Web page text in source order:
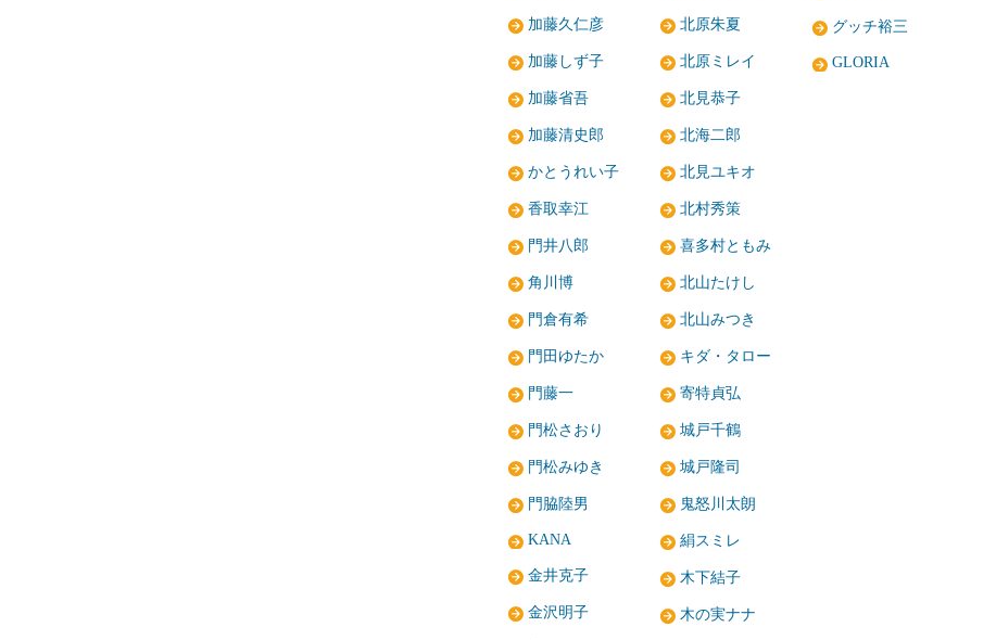
加藤久仁彦
加藤しず子
加藤省吾
加藤清史郎
かとうれい子
香取幸江
門井八郎
角川博
門倉有希
門田ゆたか
門藤一
門松さおり
門松みゆき
門脇陸男
KANA
金井克子
金沢明子
北原朱夏
北原ミレイ
北見恭子
北海二郎
北見ユキオ
北村秀策
喜多村ともみ
北山たけし
北山みつき
キダ・タロー
寄特貞弘
城戸千鶴
城戸隆司
鬼怒川太朗
絹スミレ
木下結子
木の実ナナ
グッチ裕三
GLORIA